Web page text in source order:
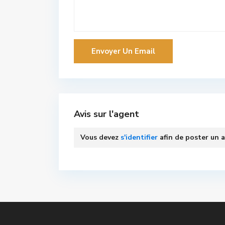
Avis sur l'agent
Vous devez s'identifier afin de poster un